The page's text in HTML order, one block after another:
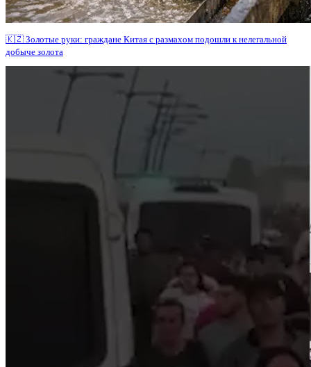
🇰🇿 Золотые руки: граждане Китая с размахом подошли к нелегальной
добыче золота